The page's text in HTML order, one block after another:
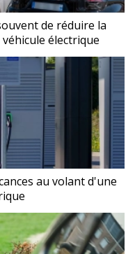
de réduire la
électrique
au volant d'une